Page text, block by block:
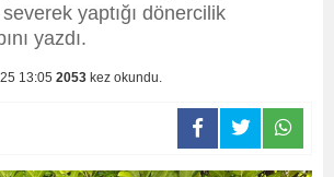
yaptığı dönercilik
yazdı.
13:05 2053 kez okundu.